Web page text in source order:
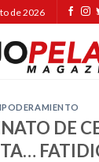
de 2026
DE